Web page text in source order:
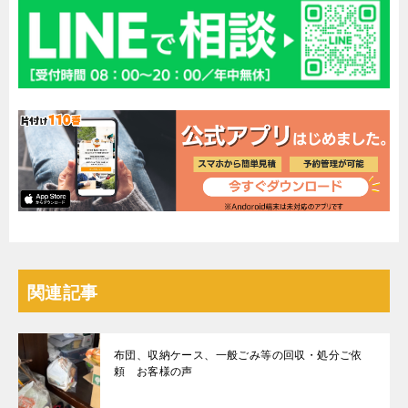
関連記事
布団、収納ケース、一般ごみ等の回収・処分ご依
頼 お客様の声